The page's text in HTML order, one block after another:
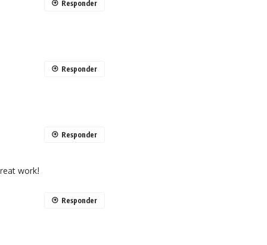
Responder
Responder
work!
Responder
Responder